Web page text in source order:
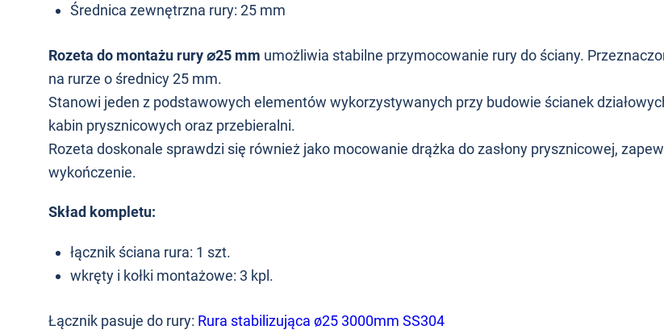
Średnica zewnętrzna rury: 25 mm
Rozeta do montażu rury ⌀25 mm umożliwia stabilne przymocowanie rury do ściany.
na rurze o średnicy 25 mm.
Stanowi jeden z podstawowych elementów wykorzystywanych przy budowie ścianek
kabin prysznicowych oraz przebieralni.
Rozeta doskonale sprawdzi się również jako mocowanie drążka do zasłony prysznicowej,
wykończenie.
Skład kompletu:
łącznik ściana rura: 1 szt.
wkręty i kołki montażowe: 3 kpl.
Łącznik pasuje do rury: Rura stabilizująca ø25 3000mm SS304